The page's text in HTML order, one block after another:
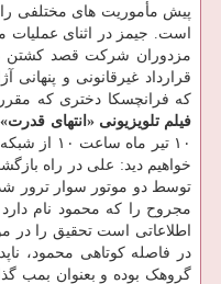
پیش مأموریت های مختلفی را
است. جیمز در اثنای عملیات
مزدوران شرکت قصد کشتن
قرارداد غیرقانونی و
که فرانچسکا دختری که
فیلم تلویزیونی «انتهای قدرت»
۱۰ تیر
خواهیم دید: علی در راه
توسط دو موتور سوار ترور
مجروح را که محمود نام دارد
اطلاعاتی است تحقیق را در
در فاصله کوتاهی محمود،
گروهک بوده و بعنوان بمب